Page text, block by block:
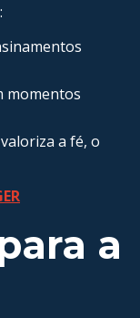
momentos
a fé, o
a